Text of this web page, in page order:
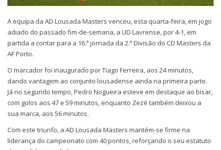
A equipa da AD Lousada Masters venceu, esta quarta-feira, em jogo
adiado do passado fim-de-semana, a UD Lavrense, por 4-1, em
partida a contar para a 16.ª jornada da 2.ª Divisão do CD Masters da
AF Porto.
O marcador foi inaugurado por Tiago Ferreira, aos 24 minutos,
dando vantagem ao conjunto lousadense ainda na primeira parte.
Já no segundo tempo, Pedro Nogueira esteve em destaque ao bisar,
com golos aos 47 e 59 minutos, enquanto Zezé também deixou a
sua marca, aos 56 minutos.
Com este triunfo, a AD Lousada Masters mantém-se firme na
liderança do campeonato com 40 pontos, reforçando o seu estatuto